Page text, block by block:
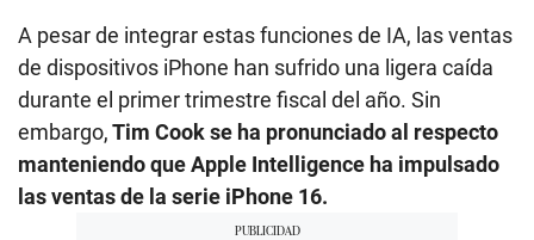
A pesar de integrar estas funciones de IA, las ventas
de dispositivos iPhone han sufrido una ligera caída
durante el primer trimestre fiscal del año. Sin
embargo,Tim Cook se ha pronunciado al respecto
manteniendo que Apple Intelligence ha impulsado
las ventas de la serie iPhone 16.